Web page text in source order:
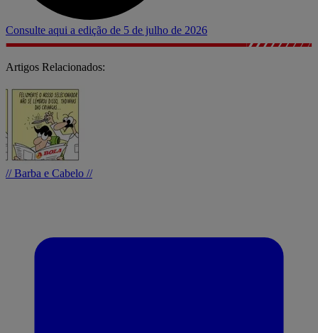
Consulte aqui a edição de 5 de julho de 2026
Artigos Relacionados:
// Barba e Cabelo //